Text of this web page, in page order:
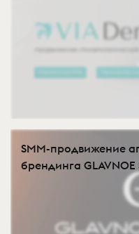
SMM-продвижение
брендинга GLAVNOE